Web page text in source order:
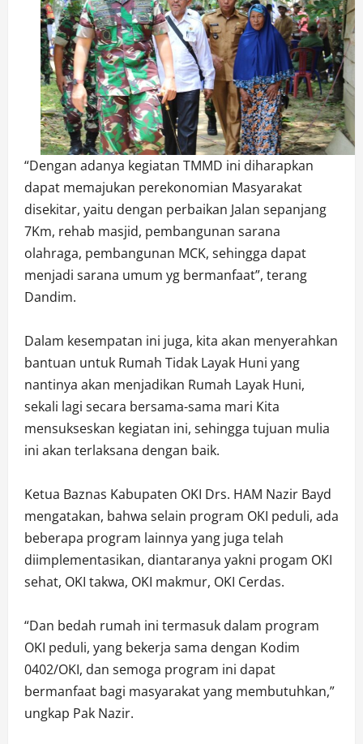
“Dengan adanya kegiatan TMMD ini diharapkan
dapat memajukan perekonomian Masyarakat
disekitar, yaitu dengan perbaikan Jalan sepanjang
7Km, rehab masjid, pembangunan sarana
olahraga, pembangunan MCK, sehingga dapat
menjadi sarana umum yg bermanfaat”, terang
Dandim.
Dalam kesempatan ini juga, kita akan menyerahkan
bantuan untuk Rumah Tidak Layak Huni yang
nantinya akan menjadikan Rumah Layak Huni,
sekali lagi secara bersama-sama mari Kita
mensukseskan kegiatan ini, sehingga tujuan mulia
ini akan terlaksana dengan baik.
Ketua Baznas Kabupaten OKI Drs. HAM Nazir Bayd
mengatakan, bahwa selain program OKI peduli, ada
beberapa program lainnya yang juga telah
diimplementasikan, diantaranya yakni progam OKI
sehat, OKI takwa, OKI makmur, OKI Cerdas.
“Dan bedah rumah ini termasuk dalam program
OKI peduli, yang bekerja sama dengan Kodim
0402/OKI, dan semoga program ini dapat
bermanfaat bagi masyarakat yang membutuhkan,”
ungkap Pak Nazir.